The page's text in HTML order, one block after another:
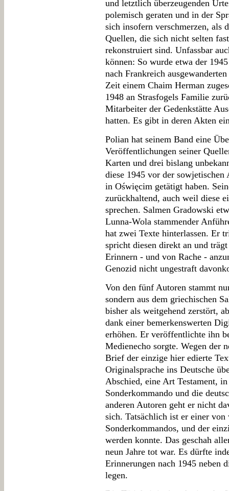
und letztlich überzeugenden
polemisch geraten und in der
sich insofern verschmerzen, als
Quellen, die sich nicht selten
rekonstruiert sind. Unfassbar
können: So wurde etwa der
nach Frankreich
Zeit einem Chaim Herman
1948 an Strasfogels Familie
Mitarbeiter der Gedenkstätte
hatten. Es gibt in deren Akten
Polian hat seinem Band eine
Veröffentlichungen seiner
Karten und drei bislang
diese 1945 vor der
in Oświęcim getätigt haben.
zurückhaltend, auch weil diese
sprechen. Salmen Gradowski
Lunna-Wola stammender
hat zwei Texte hinterlassen. Er
spricht diesen direkt an und
Erinnern - und von Rache -
Genozid nicht ungestraft
Von den fünf Autoren stammt
sondern aus dem griechischen
bisher als weitgehend zerstört,
dank einer bemerkenswerten
erhöhen. Er veröffentlichte ihn
Medienecho sorgte. Wegen der
Brief der einzige hier edierte
Originalsprache ins Deutsche
Abschied, eine Art Testament,
Sonderkommando und die
anderen Autoren geht er nicht
sich. Tatsächlich ist er einer von
Sonderkommandos, und der
werden konnte. Das geschah
neun Jahre tot war. Es dürfte
Erinnerungen nach 1945 neben
legen.